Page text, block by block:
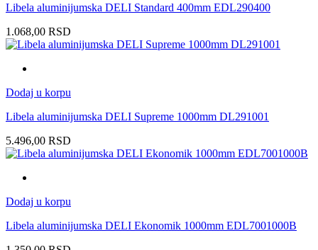
Libela aluminijumska DELI Standard 400mm EDL290400
1.068,00 RSD
Dodaj u korpu
Libela aluminijumska DELI Supreme 1000mm DL291001
5.496,00 RSD
Dodaj u korpu
Libela aluminijumska DELI Ekonomik 1000mm EDL7001000B